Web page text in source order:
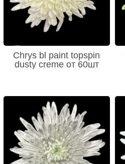
Chrys bl paint topspin
dusty creme от 60шт